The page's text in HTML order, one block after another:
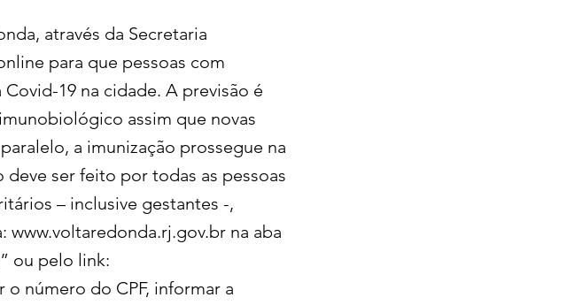
através da Secretaria
para que pessoas com
19 na cidade. A previsão é
assim que novas
a imunização prossegue na
ser feito por todas as pessoas
– inclusive gestantes -,
www.voltaredonda.rj.gov.br na aba
ou pelo link:
o número do CPF, informar a